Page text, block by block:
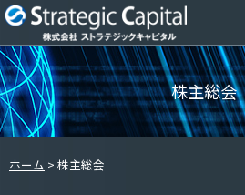
株主総会
ホーム 株主総会